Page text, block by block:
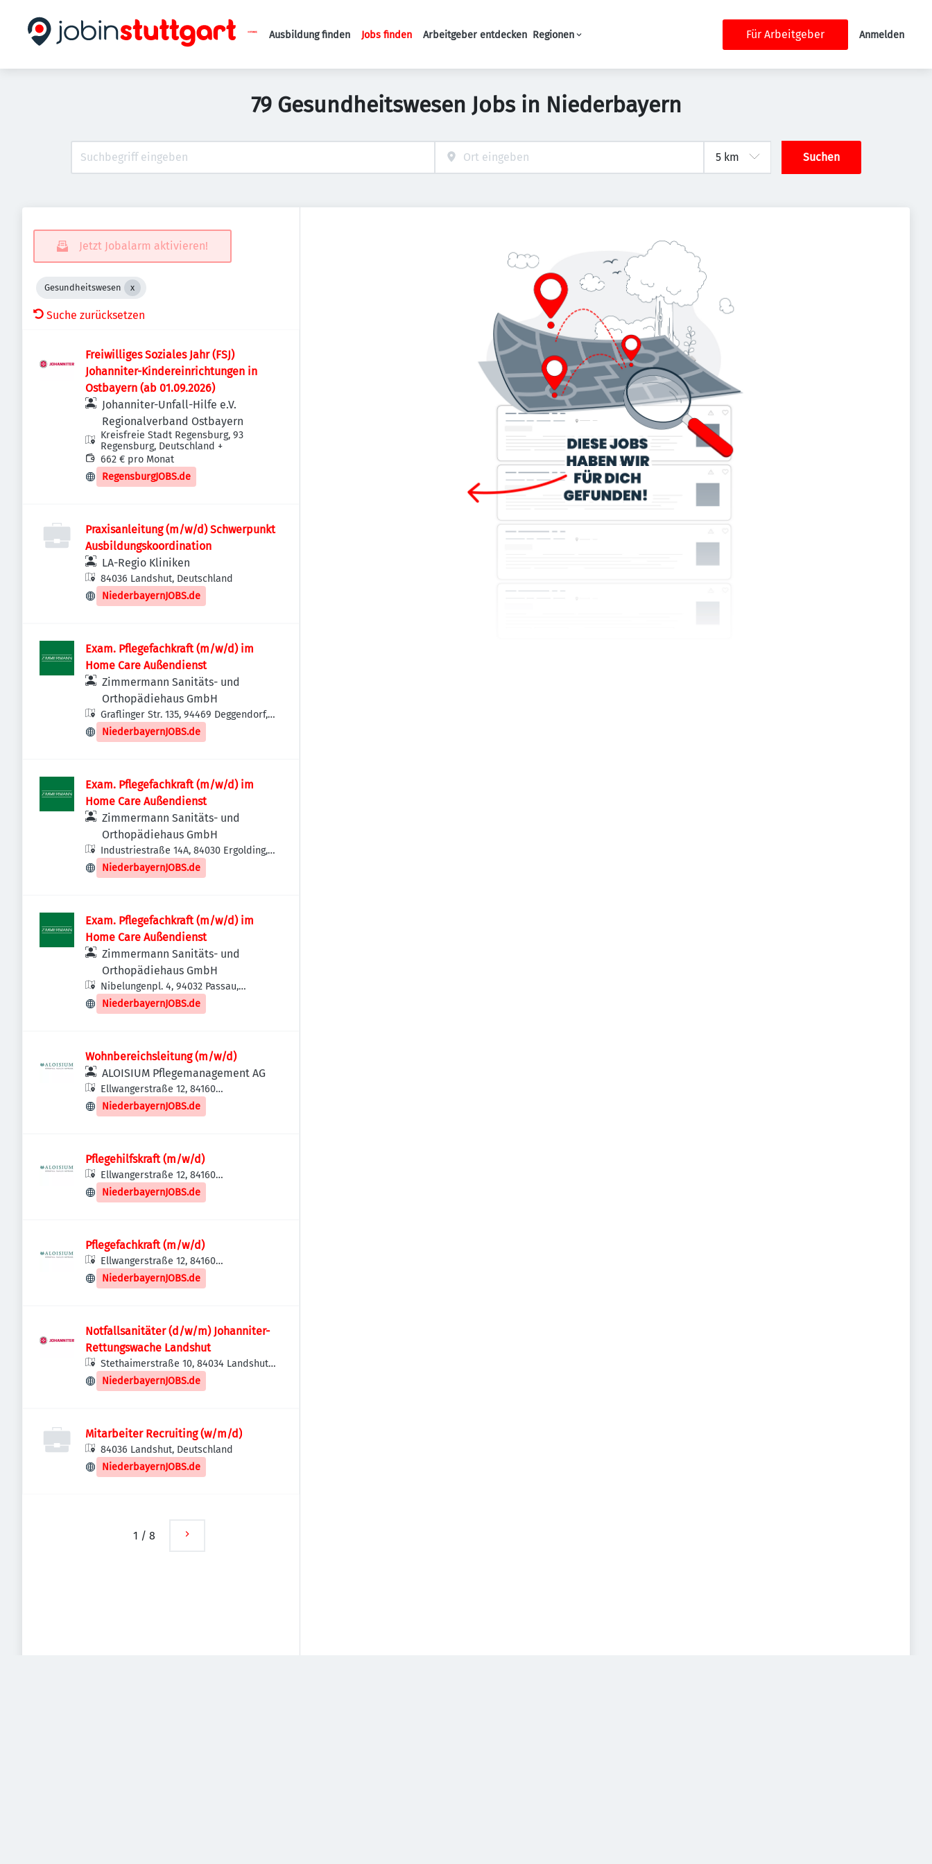
Haupt-Navigation
Ausbildung finden Jobs finden Arbeitgeber entdecken Regionen Für Arbeitgeber Anmelden
79 Gesundheitswesen Jobs in Niederbayern
Suchen
Jetzt Jobalarm aktivieren!
Gesundheitswesen
Suche zurücksetzen
Freiwilliges Soziales Jahr (FSJ)
Johanniter-Kindereinrichtungen in
Ostbayern (ab 01.09.2026)
Johanniter-Unfall-Hilfe e.V.
Regionalverband Ostbayern
Kreisfreie Stadt Regensburg, 93
Regensburg, Deutschland +
662 € pro Monat
RegensburgJOBS.de
Praxisanleitung (m/w/d) Schwerpunkt
Ausbildungskoordination
LA-Regio Kliniken
84036 Landshut, Deutschland
NiederbayernJOBS.de
Exam. Pflegefachkraft (m/w/d) im
Home Care Außendienst
Zimmermann Sanitäts- und
Orthopädiehaus GmbH
Graflinger Str. 135, 94469 Deggendorf,
Deutschland
NiederbayernJOBS.de
Exam. Pflegefachkraft (m/w/d) im
Home Care Außendienst
Zimmermann Sanitäts- und
Orthopädiehaus GmbH
Industriestraße 14A, 84030 Ergolding,
Deutschland
NiederbayernJOBS.de
Exam. Pflegefachkraft (m/w/d) im
Home Care Außendienst
Zimmermann Sanitäts- und
Orthopädiehaus GmbH
Nibelungenpl. 4, 94032 Passau,
Deutschland
NiederbayernJOBS.de
Wohnbereichsleitung (m/w/d)
ALOISIUM Pflegemanagement AG
Ellwangerstraße 12, 84160
Frontenhausen, Deutschland
NiederbayernJOBS.de
Pflegehilfskraft (m/w/d)
Ellwangerstraße 12, 84160
Frontenhausen, Deutschland
NiederbayernJOBS.de
Pflegefachkraft (m/w/d)
Ellwangerstraße 12, 84160
Frontenhausen, Deutschland
NiederbayernJOBS.de
Notfallsanitäter (d/w/m) Johanniter-
Rettungswache Landshut
Stethaimerstraße 10, 84034 Landshut,
Deutschland
NiederbayernJOBS.de
Mitarbeiter Recruiting (w/m/d)
84036 Landshut, Deutschland
NiederbayernJOBS.de
1 / 8